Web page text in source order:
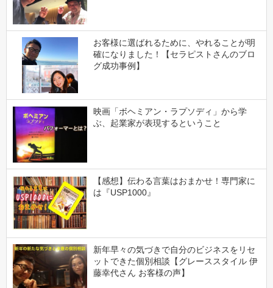
お客様に選ばれるために、やれることが明
確になりました！【セラピストさんのブロ
グ成功事例】
映画「ボヘミアン・ラプソディ」から学
ぶ、起業家が表現するということ
【感想】伝わる言葉はおまかせ！専門家に
は『USP1000』
新年早々の気づきで自分のビジネスをリセ
ットできた個別相談【グレーススタイル 伊
藤幸代さん お客様の声】